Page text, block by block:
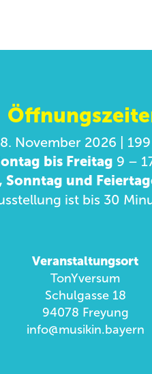
November 2026 |
bis Freitag 9 –
Sonntag und
ist bis 30
Veranstaltungsort
TonYversum
Schulgasse 18
94078 Freyung
info@musikin.bayern